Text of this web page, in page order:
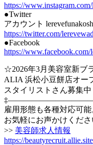
https://
●Twitter
アカウント
https://twitter.com/
●Facebook
https://www.facebook.com/
☆2026年3月美容室新ブ
ALIA 浜松小豆餅店オー
スタイリストさん募集中
雇用形態も各種対応可
お気軽にお声かけくださ
>> 美容師求人情報
https://beautyrecruit.allie.site